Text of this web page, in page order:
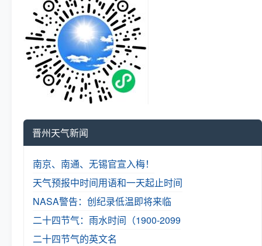
晋州天气新闻
南京、南通、无锡官宣入梅！
天气预报中时间用语和一天起止时间
NASA警告：创纪录低温即将来临
二十四节气：雨水时间（1900-2099
二十四节气的英文名